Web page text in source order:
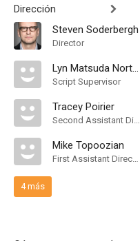
Dirección
Steven Soderbergh
Director
Lyn Matsuda Norton
Script Supervisor
Tracey Poirier
Second Assistant Director
Mike Topoozian
First Assistant Director
4 más